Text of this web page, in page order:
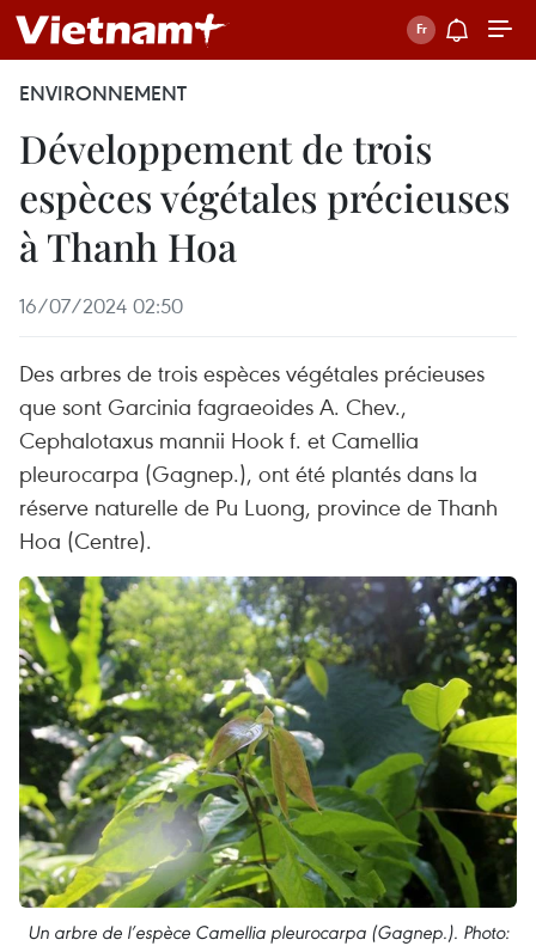
ENVIRONNEMENT
Développement de trois
espèces végétales précieuses
à Thanh Hoa
16/07/2024 02:50
Des arbres de trois espèces végétales précieuses
que sont Garcinia fagraeoides A. Chev.,
Cephalotaxus mannii Hook f. et Camellia
pleurocarpa (Gagnep.), ont été plantés dans la
réserve naturelle de Pu Luong, province de Thanh
Hoa (Centre).
Un arbre de l’espèce Camellia pleurocarpa (Gagnep.). Photo: